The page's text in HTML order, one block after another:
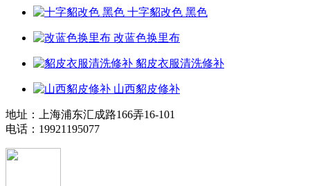
十字貂改色 黑色
改蓝色换里布
貂皮衣服清洗修补
山西貂皮修补
地址：上海浦东汇成路166弄16-101
电话：19921195077